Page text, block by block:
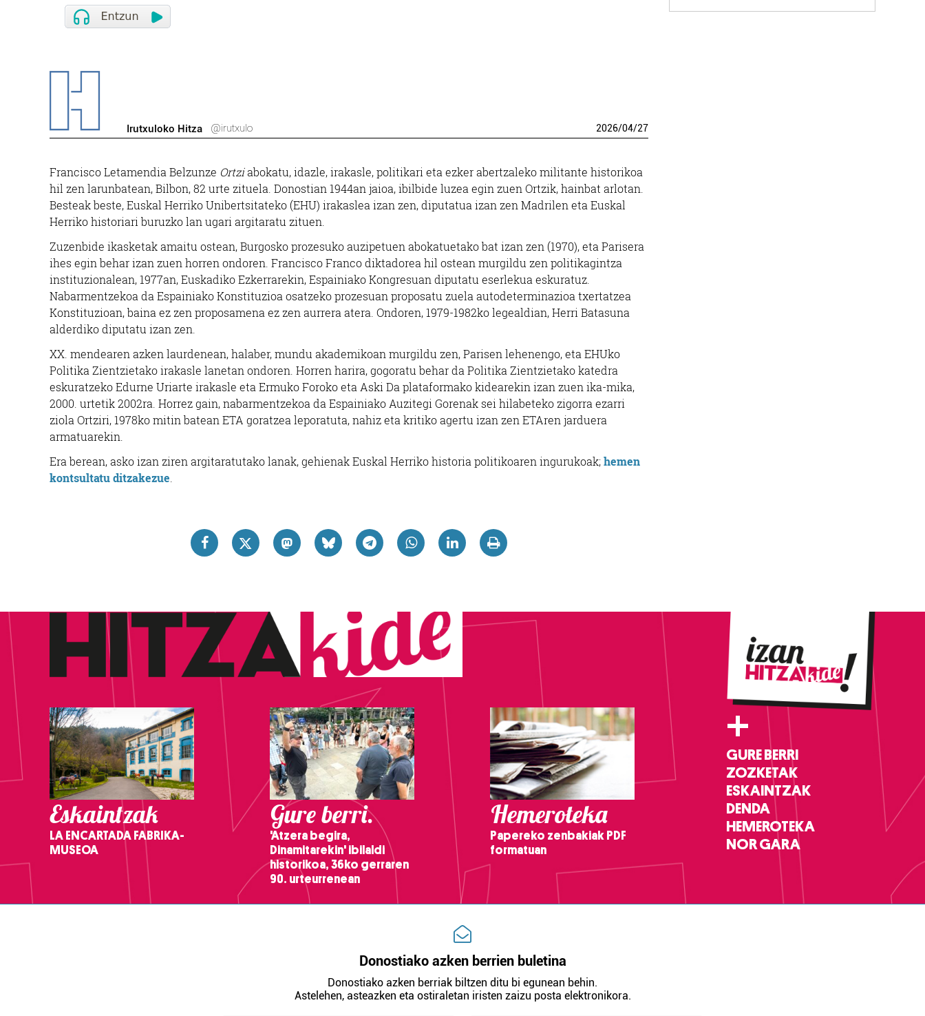
Irutxuloko Hitza @irutxulo 2026/04/27
Francisco Letamendia Belzunze Ortziabokatu, idazle, irakasle, politikari eta ezker abertzaleko militante historikoa
hil zen larunbatean, Bilbon, 82 urte zituela. Donostian 1944an jaioa, ibilbide luzea egin zuen Ortzik, hainbat arlotan.
Besteak beste, Euskal Herriko Unibertsitateko (EHU) irakaslea izan zen, diputatua izan zen Madrilen eta Euskal
Herriko historiari buruzko lan ugari argitaratu zituen.
Zuzenbide ikasketak amaitu ostean, Burgosko prozesuko auzipetuen abokatuetako bat izan zen (1970), eta Parisera
ihes egin behar izan zuen horren ondoren. Francisco Franco diktadorea hil ostean murgildu zen politikagintza
instituzionalean, 1977an, Euskadiko Ezkerrarekin, Espainiako Kongresuan diputatu eserlekua eskuratuz.
Nabarmentzekoa da Espainiako Konstituzioa osatzeko prozesuan proposatu zuela autodeterminazioa txertatzea
Konstituzioan, baina ez zen proposamena ez zen aurrera atera. Ondoren, 1979-1982ko legealdian, Herri Batasuna
alderdiko diputatu izan zen.
XX. mendearen azken laurdenean, halaber, mundu akademikoan murgildu zen, Parisen lehenengo, eta EHUko
Politika Zientzietako irakasle lanetan ondoren. Horren harira, gogoratu behar da Politika Zientzietako katedra
eskuratzeko Edurne Uriarte irakasle eta Ermuko Foroko eta Aski Da plataformako kidearekin izan zuen ika-mika,
2000. urtetik 2002ra. Horrez gain, nabarmentzekoa da Espainiako Auzitegi Gorenak sei hilabeteko zigorra ezarri
ziola Ortziri, 1978ko mitin batean ETA goratzea leporatuta, nahiz eta kritiko agertu izan zen ETAren jarduera
armatuarekin.
Era berean, asko izan ziren argitaratutako lanak, gehienak Euskal Herriko historia politikoaren ingurukoak;hemen
kontsultatu ditzakezue
Eskaintzak
LA ENCARTADA FABRIKA-
MUSEOA
Gure berri.
'Atzera begira,
Dinamitarekin' ibilaldi
historikoa, 36ko gerraren
90. urteurrenean
Hemeroteka
Papereko zenbakiak PDF
formatuan
+
GURE BERRI
ZOZKETAK
ESKAINTZAK
DENDA
HEMEROTEKA
NOR GARA
Donostiako azken berrien buletina
Donostiako azken berriak biltzen ditu bi egunean behin.
Astelehen, asteazken eta ostiraletan iristen zaizu posta elektronikora.